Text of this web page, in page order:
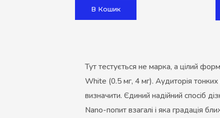
В Кошик
Тут тестується не марка, а цілий
White (0.5 мг, 4 мг). Аудиторія тонких
визначити. Єдиний надійний спосіб
Nano-попит взагалі і яка градація